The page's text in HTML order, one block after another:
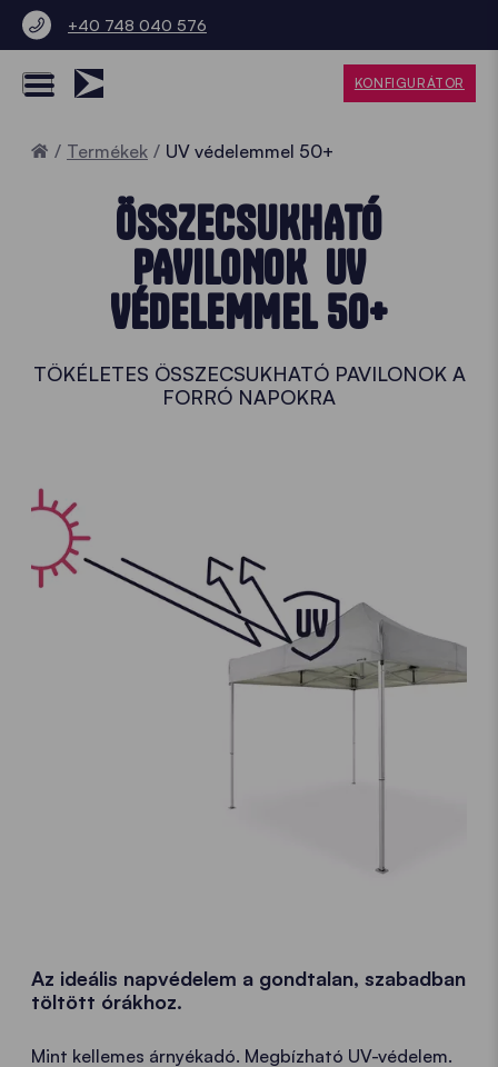
+40 748 040 576
KONFIGURÁTOR
Home
Termékek UV védelemmel 50+
ÖSSZECSUKHATÓ
PAVILONOK UV
VÉDELEMMEL 50+
TÖKÉLETES ÖSSZECSUKHATÓ PAVILONOK A
FORRÓ NAPOKRA
Az ideális napvédelem a gondtalan, szabadban
töltött órákhoz.
Mint kellemes árnyékadó. Megbízható UV-védelem.